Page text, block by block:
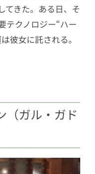
てきた。ある日、そ
テクノロジー“ハー
彼女に託される。
（ガル・ガド